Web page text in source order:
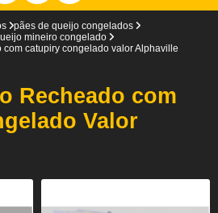
pães de queijo congelados
mineiro congelado
catupiry congelado valor Alphaville
Recheado com
Valor